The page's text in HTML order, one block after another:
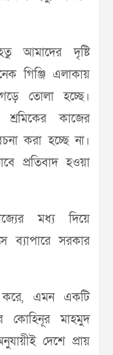
আমাদের দৃষ্টি
গিঞ্জি এলাকায়
তোলা হচ্ছে।
শ্রমিকের কাজের
করা হচ্ছে না।
প্রতিবাদ হওয়া
মধ্য দিয়ে
ব্যাপারে সরকার
করে, এমন একটি
কোহিনূর মাহমুদ
দেশে প্রায়